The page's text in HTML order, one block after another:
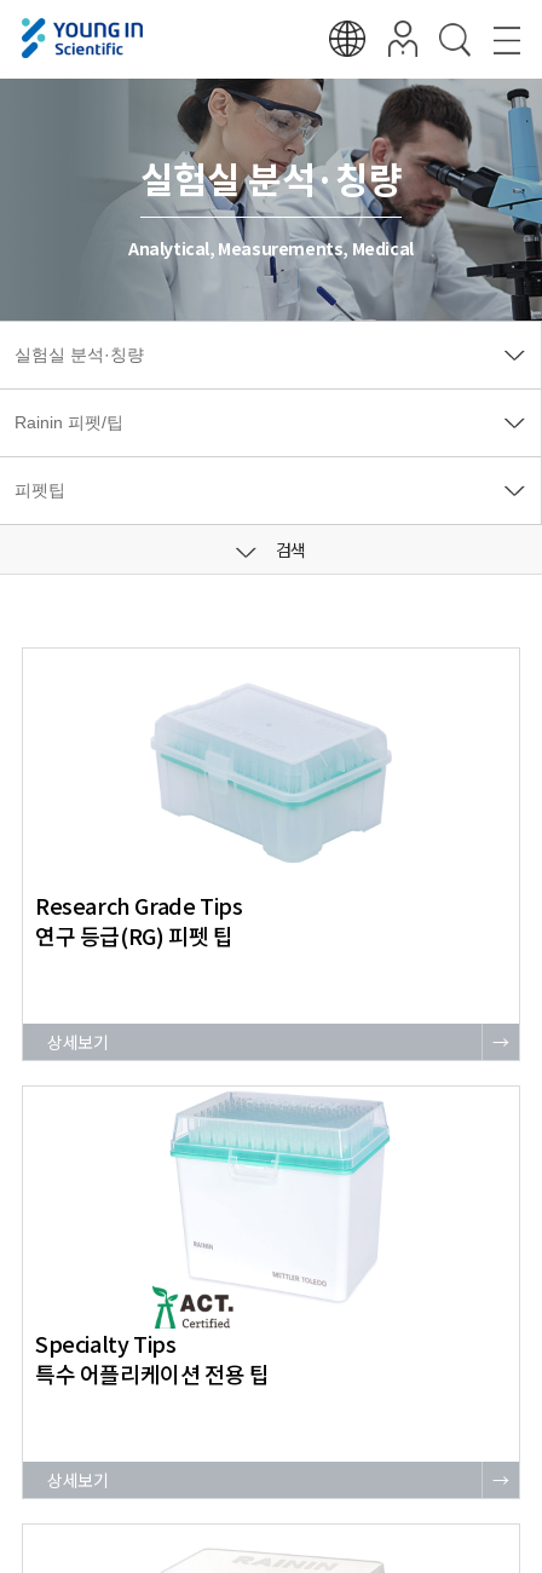
실험실 분석·칭량
Analytical, Measurements, Medical
검색
Research Grade Tips
연구 등급(RG) 피펫 팁
상세보기 →
Specialty Tips
특수 어플리케이션 전용 팁
상세보기 →